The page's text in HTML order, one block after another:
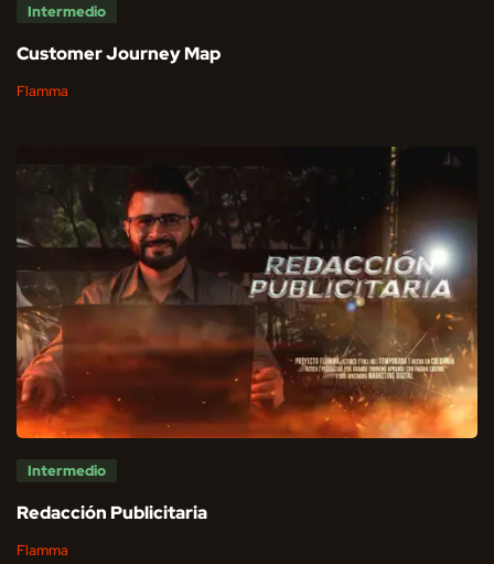
Intermedio
Customer Journey Map
Flamma
Intermedio
Redacción Publicitaria
Flamma